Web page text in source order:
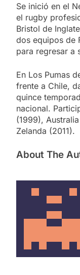
Se inició en el
el rugby
Bristol de
dos equipos de
para regresar a
En Los Pumas
frente a Chile,
quince
nacional.
(1999),
Zelanda (2011).
About The